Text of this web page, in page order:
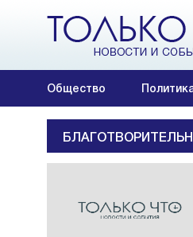
Общество